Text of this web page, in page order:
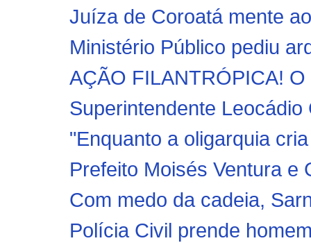
Juíza de Coroatá mente
Ministério Público pediu
AÇÃO FILANTRÓPICA!
Superintendente
"Enquanto a oligarquia
Prefeito Moisés Ventura e
Com medo da cadeia,
Polícia Civil prende